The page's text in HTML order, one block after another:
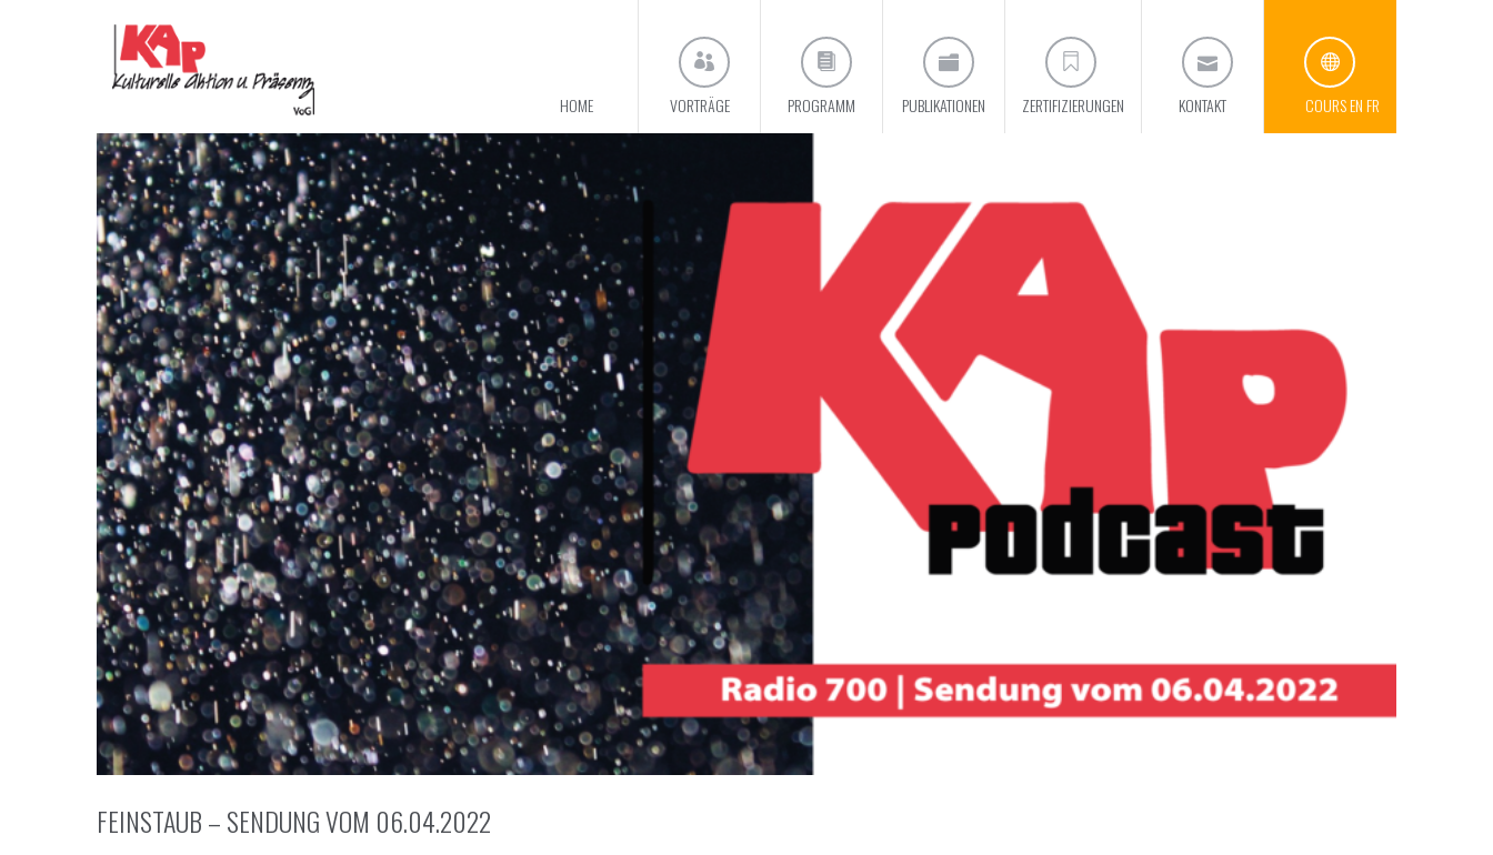
HOME VORTRÄGE PROGRAMM PUBLIKATIONEN ZERTIFIZIERUNGEN KONTAKT COURS EN FR
FEINSTAUB – SENDUNG VOM 06.04.2022